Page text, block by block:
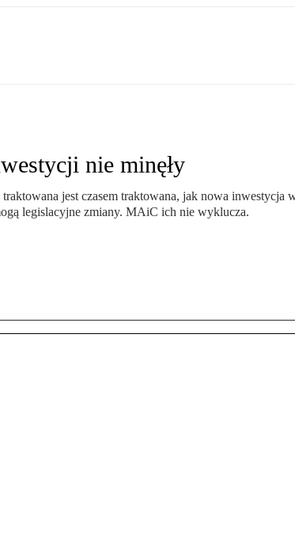
nie minęły
jest czasem traktowana, jak nowa inwestycja
legislacyjne zmiany. MAiC ich nie wyklucza.